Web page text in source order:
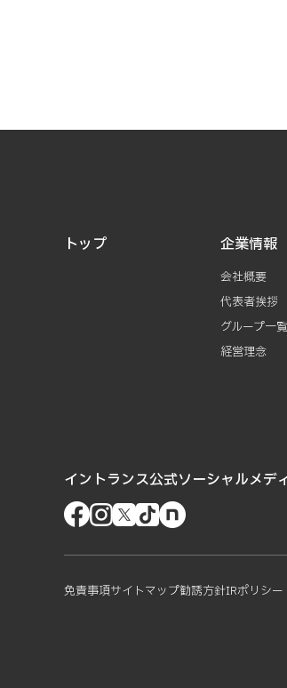
トップ 企業情報
会社概要
代表者挨拶
グループ一覧
経営理念
イントランス公式ソーシャルメデ
免責事項サイトマップ勧誘方針IRポリシー